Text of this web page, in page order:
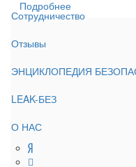
Сотрудничество
Отзывы
ЭНЦИКЛОПЕДИЯ
LEAK-БЕЗ
О НАС
Подробнее